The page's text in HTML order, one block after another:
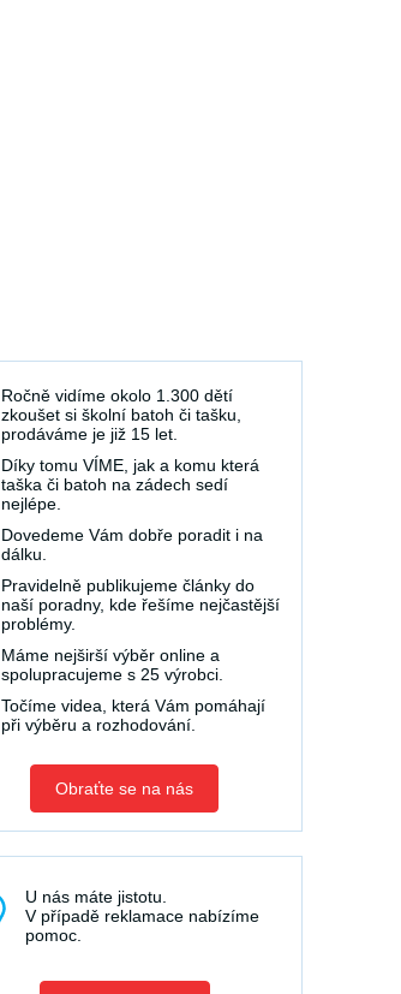
Ročně vidíme okolo 1.300 dětí
zkoušet si školní batoh či tašku,
prodáváme je již 15 let.
Díky tomu VÍME, jak a komu která
taška či batoh na zádech sedí
nejlépe.
Dovedeme Vám dobře poradit i na
dálku.
Pravidelně publikujeme články do
naší poradny, kde řešíme nejčastější
problémy.
Máme nejširší výběr online a
spolupracujeme s 25 výrobci.
Točíme videa, která Vám pomáhají
při výběru a rozhodování.
Obraťte se na nás
U nás máte jistotu.
V případě reklamace nabízíme
pomoc.